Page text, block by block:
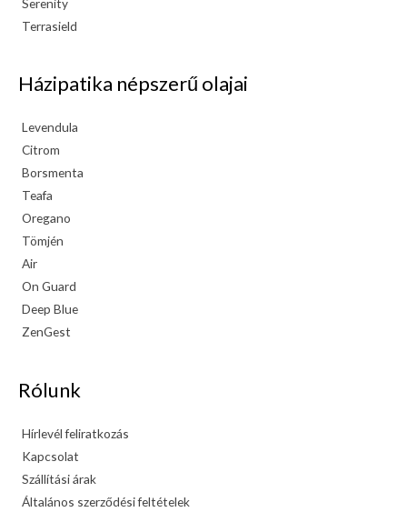
Serenity
Terrasield
Házipatika népszerű olajai
Levendula
Citrom
Borsmenta
Teafa
Oregano
Tömjén
Air
On Guard
Deep Blue
ZenGest
Rólunk
Hírlevél feliratkozás
Kapcsolat
Szállítási árak
Általános szerződési feltételek